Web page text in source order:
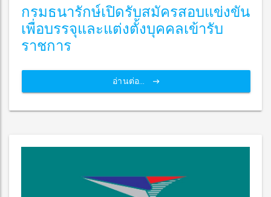
กรมธนารักษ์เปิดรับสมัครสอบแข่งขัน
เพื่อบรรจุและแต่งตั้งบุคคลเข้ารับ
ราชการ
อ่านต่อ...